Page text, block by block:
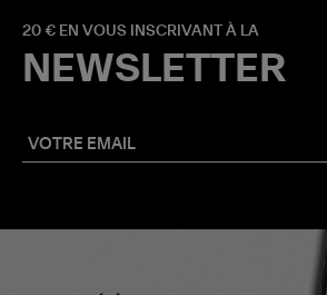
20 € EN VOUS INSCRIVANT À LA
NEWSLETTER